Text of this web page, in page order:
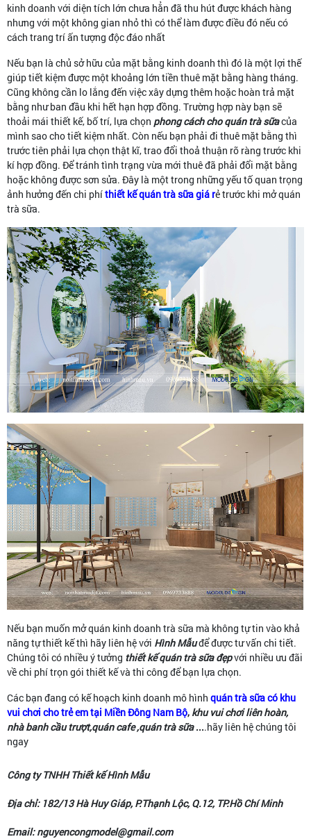
kinh doanh với diện tích lớn chưa hẳn đã thu hút được khách hàng
nhưng với một không gian nhỏ thì có thể làm được điều đó nếu có
cách trang trí ấn tượng độc đáo nhất
Nếu bạn là chủ sở hữu của mặt bằng kinh doanh thì đó là một lợi thế
giúp tiết kiệm được một khoảng lớn tiền thuê mặt bằng hàng tháng.
Cũng không cần lo lắng đến việc xây dựng thêm hoặc hoàn trả mặt
bằng như ban đầu khi hết hạn hợp đồng. Trường hợp này bạn sẽ
thoải mái thiết kế, bố trí, lựa chọn phong cách cho quán trà sữacủa
mình sao cho tiết kiệm nhất. Còn nếu bạn phải đi thuê mặt bằng thì
trước tiên phải lựa chọn thật kĩ, trao đổi thoả thuận rõ ràng trước khi
kí hợp đồng. Để tránh tình trạng vừa mới thuê đã phải đổi mặt bằng
hoặc không được sơn sửa. Đây là một trong những yếu tố quan trọng
ảnh hưởng đến chi phíthiết kế quán trà sữa giá rẻ trước khi mở quán
trà sữa.
Nếu bạn muốn mở quán kinh doanh trà sữa mà không tự tin vào khả
năng tự thiết kế thì hãy liên hệ với Hình Mẫuđể được tư vấn chi tiết.
Chúng tôi có nhiều ý tưởng thiết kế quán trà sữa đẹpvới nhiều ưu đãi
về chi phí trọn gói thiết kế và thi công để bạn lựa chọn.
Các bạn đang có kế hoạch kinh doanh mô hình quán trà sữa có khu
vui chơi cho trẻ em tại Miền Đông Nam Bộ, khu vui chơi liên hoàn,
nhà banh cầu trượt,quán cafe ,quán trà sữa....hãy liên hệ chúng tôi
ngay
Công ty TNHH Thiết kế Hình Mẫu
Địa chỉ: 182/13 Hà Huy Giáp, P.Thạnh Lộc, Q.12, TP.Hồ Chí Minh
Email: nguyencongmodel@gmail.com